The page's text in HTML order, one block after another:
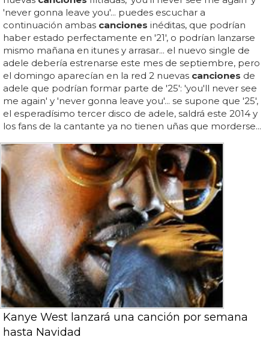
'never gonna leave you'... puedes escuchar a
continuación ambas canciones inéditas, que podrían
haber estado perfectamente en '21', o podrían lanzarse
mismo mañana en itunes y arrasar... el nuevo single de
adele debería estrenarse este mes de septiembre, pero
el domingo aparecían en la red 2 nuevas canciones de
adele que podrían formar parte de '25': 'you'll never see
me again' y 'never gonna leave you'... se supone que '25',
el esperadísimo tercer disco de adele, saldrá este 2014 y
los fans de la cantante ya no tienen uñas que morderse...
Kanye West lanzará una canción por semana
hasta Navidad